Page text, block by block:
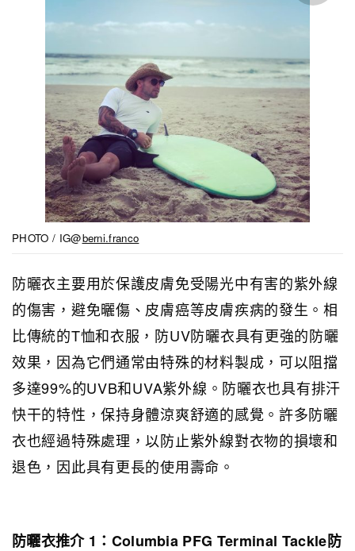
PHOTO / IG@berni.franco
防曬衣主要用於保護皮膚免受陽光中有害的紫外線
的傷害，避免曬傷、皮膚癌等皮膚疾病的發生。相
比傳統的T恤和衣服，防UV防曬衣具有更強的防曬
效果，因為它們通常由特殊的材料製成，可以阻擋
多達99%的UVB和UVA紫外線。防曬衣也具有排汗
快干的特性，保持身體涼爽舒適的感覺。許多防曬
衣也經過特殊處理，以防止紫外線對衣物的損壞和
退色，因此具有更長的使用壽命。
防曬衣推介 1：Columbia PFG Terminal Tackle防